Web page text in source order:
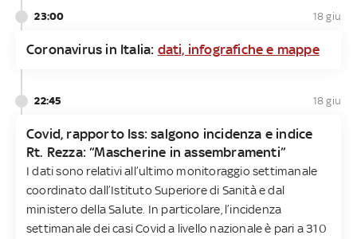
23:00 18 giu
Coronavirus in Italia: dati, infografiche e mappe
22:45 18 giu
Covid, rapporto Iss: salgono incidenza e indice
Rt. Rezza: “Mascherine in assembramenti”
I dati sono relativi all’ultimo monitoraggio settimanale
coordinato dall’Istituto Superiore di Sanità e dal
ministero della Salute. In particolare, l’incidenza
settimanale dei casi Covid a livello nazionale è pari a 310